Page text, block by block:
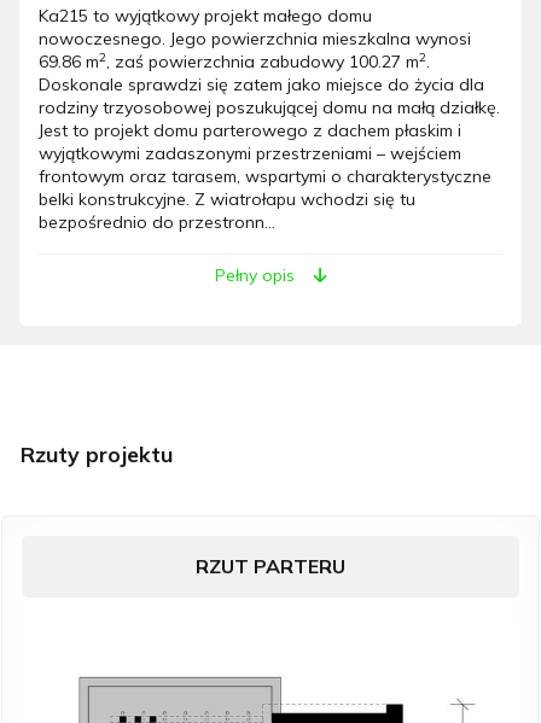
Ka215 to wyjątkowy projekt małego domu
nowoczesnego. Jego powierzchnia mieszkalna wynosi
69.86 m2, zaś powierzchnia zabudowy 100.27 m2.
Doskonale sprawdzi się zatem jako miejsce do życia dla
rodziny trzyosobowej poszukującej domu na małą działkę.
Jest to projekt domu parterowego z dachem płaskim i
wyjątkowymi zadaszonymi przestrzeniami – wejściem
frontowym oraz tarasem, wspartymi o charakterystyczne
belki konstrukcyjne. Z wiatrołapu wchodzi się tu
bezpośrednio do przestronn...
Pełny opis
Rzuty projektu
RZUT PARTERU